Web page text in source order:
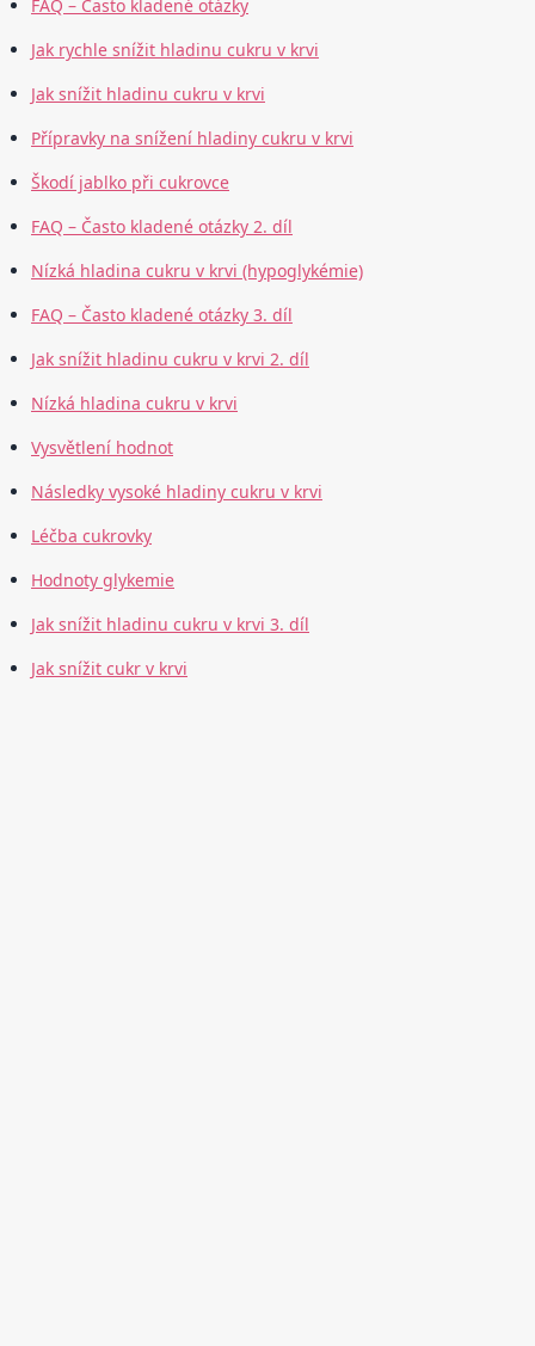
FAQ – Často kladené otázky
Jak rychle snížit hladinu cukru v krvi
Jak snížit hladinu cukru v krvi
Přípravky na snížení hladiny cukru v krvi
Škodí jablko při cukrovce
FAQ – Často kladené otázky 2. díl
Nízká hladina cukru v krvi (hypoglykémie)
FAQ – Často kladené otázky 3. díl
Jak snížit hladinu cukru v krvi 2. díl
Nízká hladina cukru v krvi
Vysvětlení hodnot
Následky vysoké hladiny cukru v krvi
Léčba cukrovky
Hodnoty glykemie
Jak snížit hladinu cukru v krvi 3. díl
Jak snížit cukr v krvi